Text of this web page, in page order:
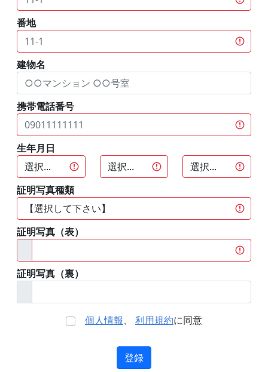
番地
建物名
携帯電話番号
生年月日
証明写真種類
証明写真（表）
証明写真（裏）
個人情報、 利用規約に同意
登録